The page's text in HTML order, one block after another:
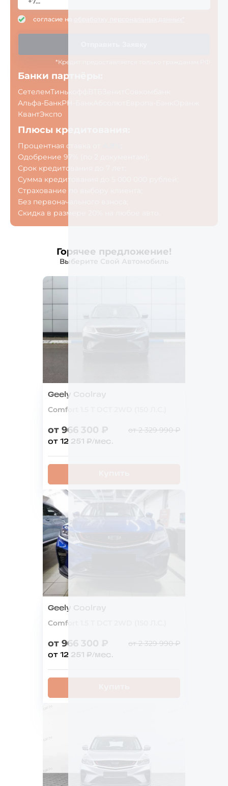
согласие на
*Кредит предоставляется только гражданам РФ
Банки партнёры:
СетелемТинькофф
Альфа-БанкРН-Банк
КвантЭкспо
Плюсы кредитования:
Процентная ставка от
Одобрение 97% (по 2 документам);
Срок кредитования до 7 лет;
Сумма кредитования до 5 000 000 рублей;
Страхование по выбору клиента;
Без первоначального взноса;
Скидка в размере 20% на любое авто.
Горячее предложение!
Выберите Свой Автомобиль
Geely Coolray
Comfort 1.5 T DCT 2WD (150 Л.С.)
от 966 300 ₽ от 2 329 990 ₽
от 12 251 ₽/мес.
Geely Coolray
Comfort 1.5 T DCT 2WD (150 Л.С.)
от 966 300 ₽ от 2 329 990 ₽
от 12 251 ₽/мес.